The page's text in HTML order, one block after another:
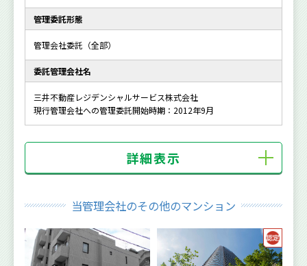
管理委託形態
管理会社委託（全部）
委託管理会社名
三井不動産レジデンシャルサービス株式会社
現行管理会社への管理委託開始時期：2012年9月
詳細表示
当管理会社のその他のマンション